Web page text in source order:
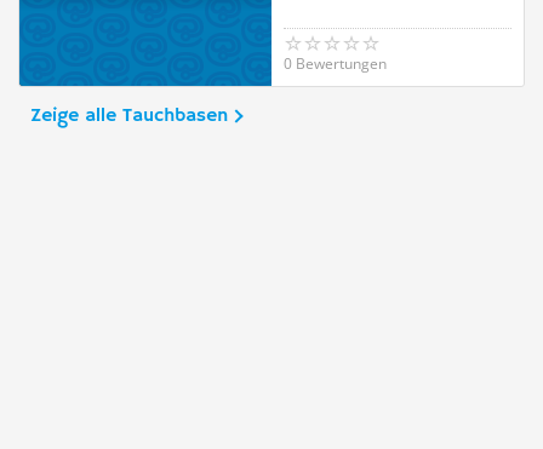
0 Bewertungen
Zeige alle Tauchbasen